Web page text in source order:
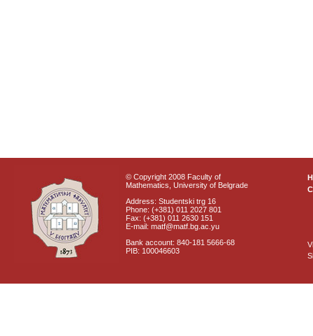
© Copyright 2008 Faculty of
Mathematics, University of Belgrade
Address: Studentski trg 16
Phone: (+381) 011 2027 801
Fax: (+381) 011 2630 151
E-mail: matf@matf.bg.ac.yu
Bank account: 840-181 5666-68
PIB: 100046603